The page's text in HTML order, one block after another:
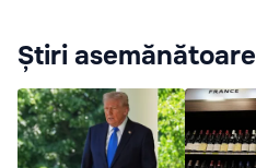
Știri asemănătoare